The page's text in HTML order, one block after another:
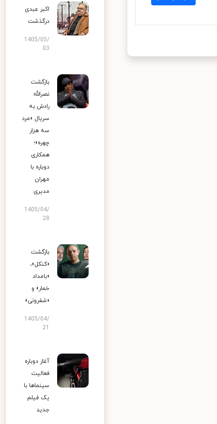
اکبر عبدی
درگذشت
1405/05/
03
بازگشت
نصرالله
رادش به
سریال «مرد
سه هزار
چهره»؛
همکاری
دوباره با
مهران
مدیری
1405/04/
28
بازگشت
«کنکل»،
«بامداد
خمار» و
«شفرونی»
1405/04/
آغاز دوباره
فعالیت
سینماها با
یک فیلم
جدید